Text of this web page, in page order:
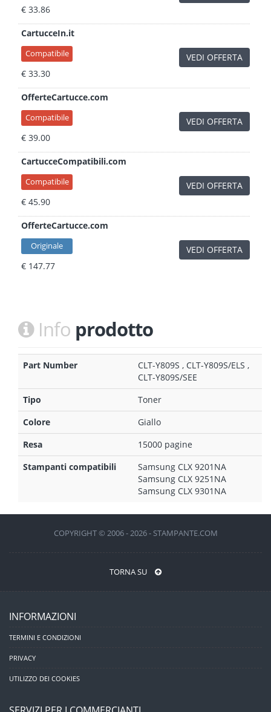
€ 33.86
CartucceIn.it
Compatibile
€ 33.30
VEDI OFFERTA
OfferteCartucce.com
Compatibile
€ 39.00
VEDI OFFERTA
CartucceCompatibili.com
Compatibile
€ 45.90
VEDI OFFERTA
OfferteCartucce.com
Originale
€ 147.77
VEDI OFFERTA
Info prodotto
Part Number
CLT-Y809S , CLT-Y809S/ELS ,
CLT-Y809S/SEE
Tipo
Toner
Colore
Giallo
Resa
15000 pagine
Stampanti compatibili
Samsung CLX 9201NA
Samsung CLX 9251NA
Samsung CLX 9301NA
COPYRIGHT © 2006 - 2026 - STAMPANTE.COM
TORNA SU
INFORMAZIONI
TERMINI E CONDIZIONI
PRIVACY
UTILIZZO DEI COOKIES